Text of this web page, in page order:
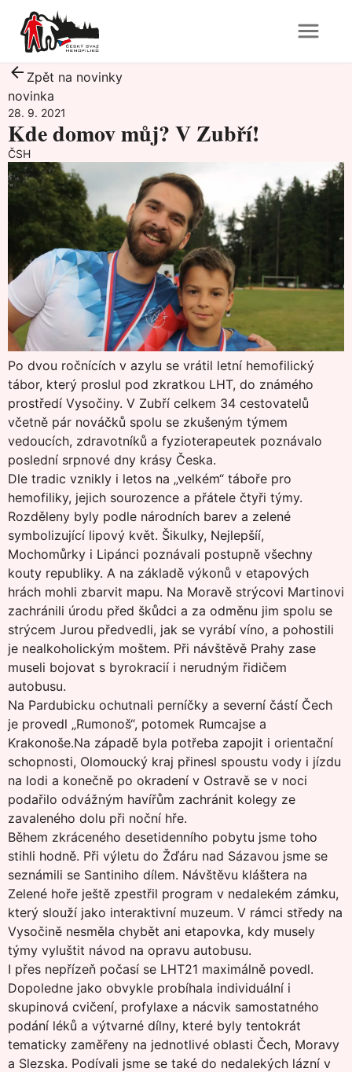
Zpět na novinky
novinka
28. 9. 2021
Kde domov můj? V Zubří!
ČSH
Po dvou ročnících v azylu se vrátil letní hemofilický
tábor, který proslul pod zkratkou LHT, do známého
prostředí Vysočiny. V Zubří celkem 34 cestovatelů
včetně pár nováčků spolu se zkušeným týmem
vedoucích, zdravotníků a fyzioterapeutek poznávalo
poslední srpnové dny krásy Česka.
Dle tradic vznikly i letos na „velkém“ táboře pro
hemofiliky, jejich sourozence a přátele čtyři týmy.
Rozděleny byly podle národních barev a zelené
symbolizující lipový květ. Šikulky, Nejlepšíí,
Mochomůrky i Lipánci poznávali postupně všechny
kouty republiky. A na základě výkonů v etapových
hrách mohli zbarvit mapu. Na Moravě strýcovi Martinovi
zachránili úrodu před škůdci a za odměnu jim spolu se
strýcem Jurou předvedli, jak se vyrábí víno, a pohostili
je nealkoholickým moštem. Při návštěvě Prahy zase
museli bojovat s byrokracií i nerudným řidičem
autobusu.
Na Pardubicku ochutnali perníčky a severní částí Čech
je provedl „Rumonoš“, potomek Rumcajse a
Krakonoše.Na západě byla potřeba zapojit i orientační
schopnosti, Olomoucký kraj přinesl spoustu vody i jízdu
na lodi a konečně po okradení v Ostravě se v noci
podařilo odvážným havířům zachránit kolegy ze
zavaleného dolu při noční hře.
Během zkráceného desetidenního pobytu jsme toho
stihli hodně. Při výletu do Žďáru nad Sázavou jsme se
seznámili se Santiniho dílem. Návštěvu kláštera na
Zelené hoře ještě zpestřil program v nedalekém zámku,
který slouží jako interaktivní muzeum. V rámci středy na
Vysočině nesměla chybět ani etapovka, kdy musely
týmy vyluštit návod na opravu autobusu.
I přes nepřízeň počasí se LHT21 maximálně povedl.
Dopoledne jako obvykle probíhala individuální i
skupinová cvičení, profylaxe a nácvik samostatného
podání léků a výtvarné dílny, které byly tentokrát
tematicky zaměřeny na jednotlivé oblasti Čech, Moravy
a Slezska. Podívali jsme se také do nedalekých lázní v